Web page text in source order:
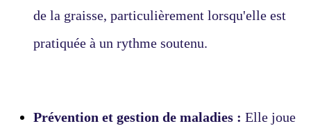
de la graisse, particulièrement lorsqu'elle est
pratiquée à un rythme soutenu.
Prévention et gestion de maladies : Elle joue